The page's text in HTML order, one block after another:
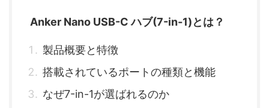
Anker Nano USB-C ハブ(7-in-1)とは？
製品概要と特徴
搭載されているポートの種類と機能
なぜ7-in-1が選ばれるのか